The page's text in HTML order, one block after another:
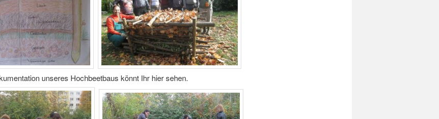
unseres Hochbeetbaus könnt Ihr hier sehen.